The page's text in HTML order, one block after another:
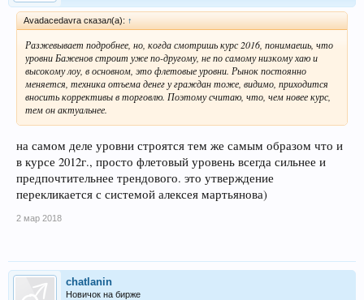
Avadacedavra сказал(а): ↑
Разжевывает подробнее, но, когда смотришь курс 2016, понимаешь, что
уровни Баженов строит уже по-другому, не по самому низкому хаю и
высокому лоу, в основном, это флетовые уровни. Рынок постоянно
меняется, техника отъема денег у граждан тоже, видимо, приходится
вносить коррективы в торговлю. Поэтому считаю, что, чем новее курс,
тем он актуальнее.
на самом деле уровни строятся тем же самым образом что и
в курсе 2012г., просто флетовый уровень всегда сильнее и
предпочтительнее трендового. это утверждение
перекликается с системой алексея мартьянова)
2 мар 2018
chatlanin
Новичок на бирже